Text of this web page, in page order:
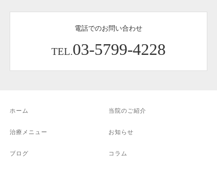
電話でのお問い合わせ
TEL.03-5799-4228
ホーム 当院のご紹介
治療メニュー お知らせ
ブログ コラム